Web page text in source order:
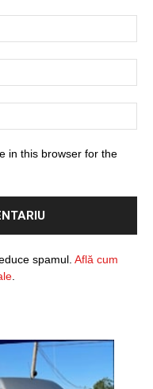
in this browser for the
spamul. Află cum